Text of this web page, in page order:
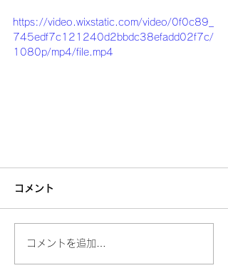
https://video.wixstatic.com/video/0f0c89_
745edf7c121240d2bbdc38efadd02f7c/
1080p/mp4/file.mp4
コメント
コメントを追加…